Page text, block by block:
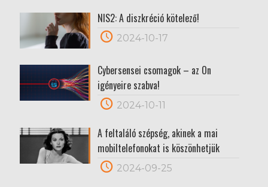
NIS2: A diszkréció kötelező!
2024-10-17
Cybersensei csomagok – az Ön
igényeire szabva!
2024-10-11
A feltaláló szépség, akinek a mai
mobiltelefonokat is köszönhetjük
2024-09-25